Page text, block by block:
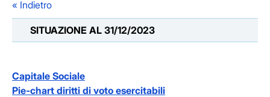
« Indietro
SITUAZIONE AL 31/12/2023
Capitale Sociale
Pie-chart diritti di voto esercitabili